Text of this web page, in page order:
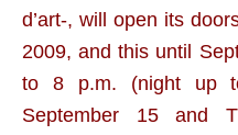
d’art-, will open its
2009, and this until
to 8 p.m. (night up
September 15 and